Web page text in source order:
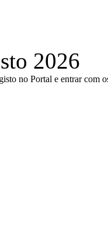
2026
no Portal e entrar com